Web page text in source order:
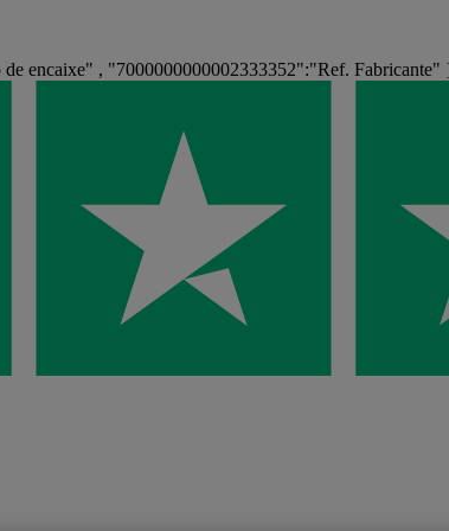
encaixe" , "7000000000002333352":"Ref. Fabricante"